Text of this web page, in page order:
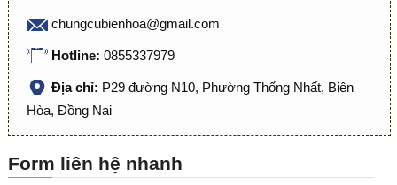
chungcubienhoa@gmail.com
Hotline: 0855337979
Địa chỉ: P29 đường N10, Phường Thống Nhất, Biên
Hòa, Đồng Nai
Form liên hệ nhanh